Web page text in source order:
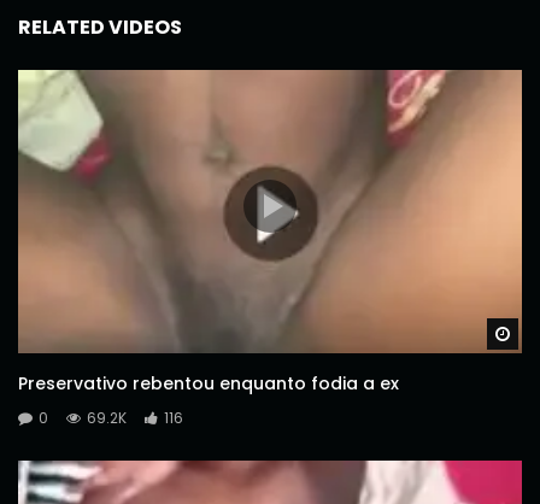
RELATED VIDEOS
Preservativo rebentou enquanto fodia a ex
0 69.2K 116